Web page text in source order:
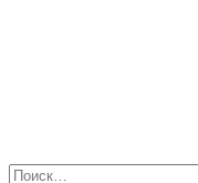
Искать: